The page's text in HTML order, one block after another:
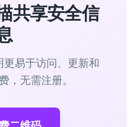
共享安全信
易于访问、更新和
，无需注册。